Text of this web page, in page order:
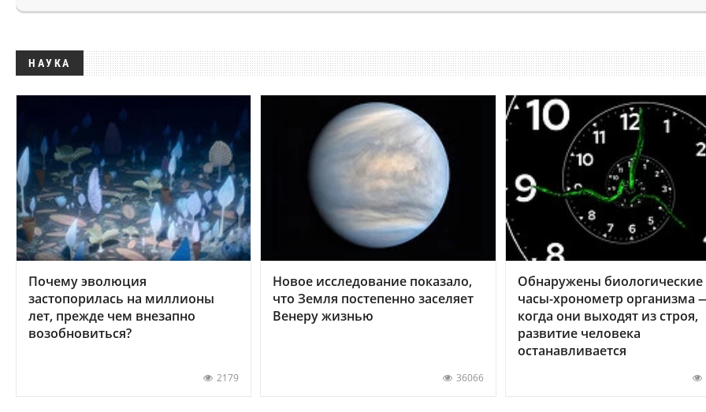
НАУКА
Почему эволюция
застопорилась на миллионы
лет, прежде чем внезапно
возобновиться?
2179
Новое исследование показало,
что Земля постепенно заселяет
Венеру жизнью
36066
Обнаружены биологические
часы-хронометр организма
когда они выходят из строя,
развитие человека
останавливается